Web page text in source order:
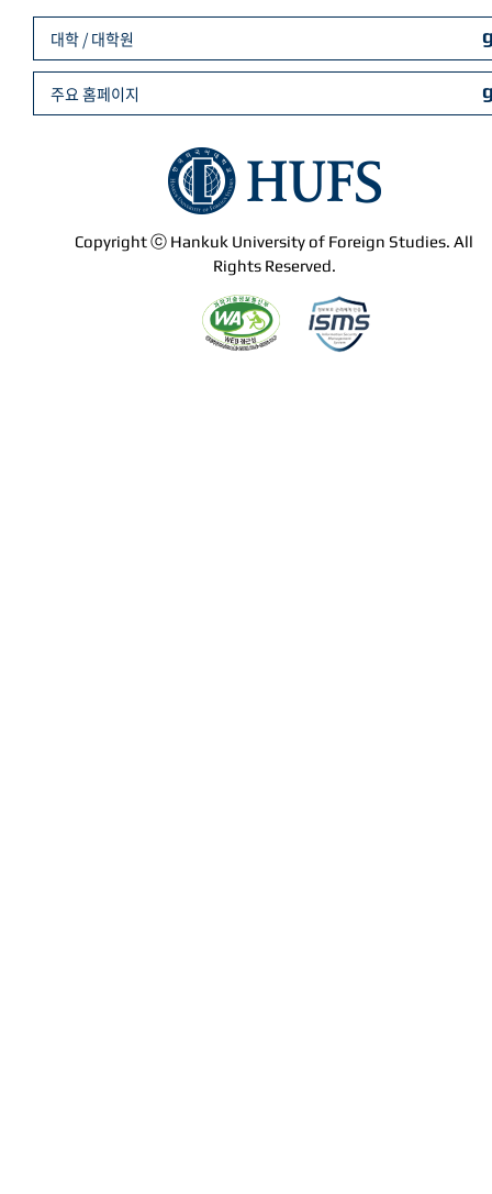
Copyright ⓒ Hankuk University of Foreign Studies. All
Rights Reserved.
대학 / 대학원
주요 홈페이지